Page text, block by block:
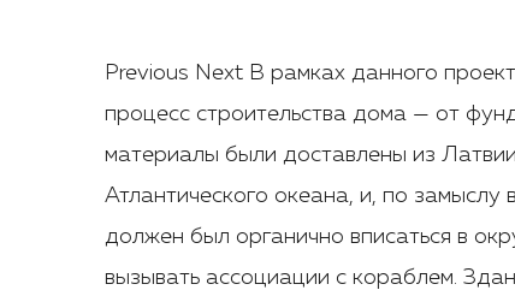
Previous Next В рамках данного
процесс строительства дома — от
материалы были доставлены из
Атлантического океана, и, по
должен был органично вписаться в
вызывать ассоциации с кораблем.